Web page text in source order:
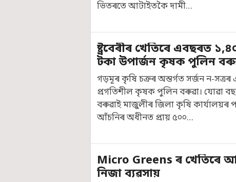
ভিতৰতে আটাইতকৈ দামী…
ষ্ট্ৰবেৰীৰ খেতিৰে এবছৰত
টকা উপাৰ্জন কৃষক পুলিন
গড়মূৰ কৃষি চক্ৰৰ অন্তৰ্গত সৰ্জন ন-
প্ৰগতিশীল কৃষক পুলিন বৰুৱা। যোৱা
বৰুৱাই মাজুলীৰ জিলা কৃষি কাৰ্যালয়ৰ
আঁচনিৰ অধীনত প্ৰায় ৫০০…
Micro Greens ৰ খেতিৰে
নিজা ব্যৱসায়